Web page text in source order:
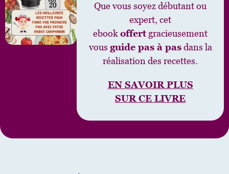
Que vous soyez débutant ou
expert, cet
ebookoffert gracieusement
vous guide pas à pasdans la
réalisation des recettes.
EN SAVOIR PLUS
SUR CE LIVRE